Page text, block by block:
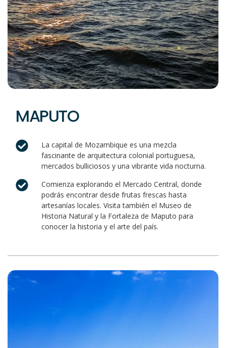
MAPUTO
La capital de Mozambique es una mezcla
fascinante de arquitectura colonial portuguesa,
mercados bulliciosos y una vibrante vida nocturna.
Comienza explorando el Mercado Central, donde
podrás encontrar desde frutas frescas hasta
artesanías locales. Visita también el Museo de
Historia Natural y la Fortaleza de Maputo para
conocer la historia y el arte del país.